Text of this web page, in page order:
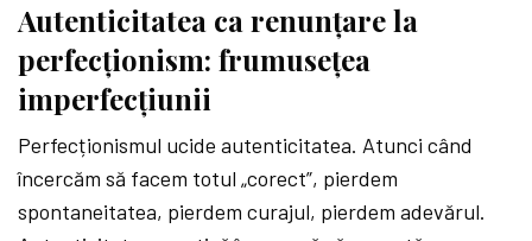
Autenticitatea ca renunțare la
perfecționism: frumusețea
imperfecțiunii
Perfecționismul ucide autenticitatea. Atunci când
încercăm să facem totul „corect”, pierdem
spontaneitatea, pierdem curajul, pierdem adevărul.